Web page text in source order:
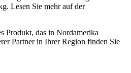
Lesen Sie mehr auf der
Produkt, das in Nordamerika
Partner in Ihrer Region finden Sie